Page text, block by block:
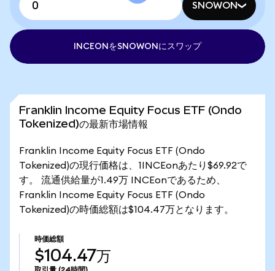
SNOWON
INCEONをSNOWONにスワップ
Franklin Income Equity Focus ETF (Ondo
Tokenized)の最新市場情報
Franklin Income Equity Focus ETF (Ondo
Tokenized)の現行価格は、1INCEonあたり$69.92で
す。 流通供給量が1.49万 INCEonであるため、
Franklin Income Equity Focus ETF (Ondo
Tokenized)の時価総額は$104.47万となります。
時価総額
$104.47万